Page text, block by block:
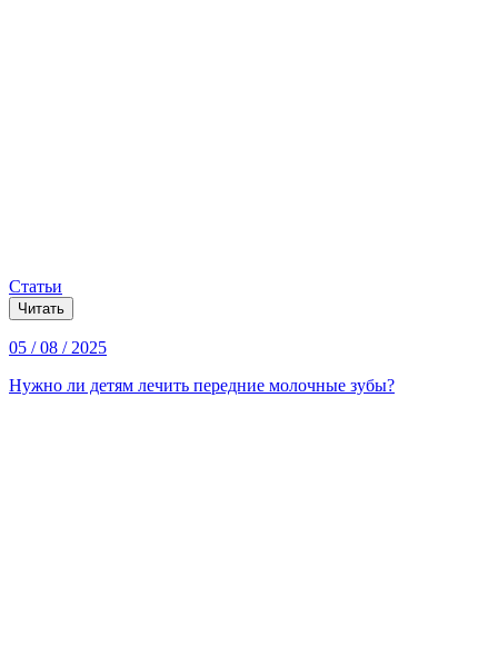
Статьи
Читать
05 / 08 / 2025
Нужно ли детям лечить передние молочные зубы?